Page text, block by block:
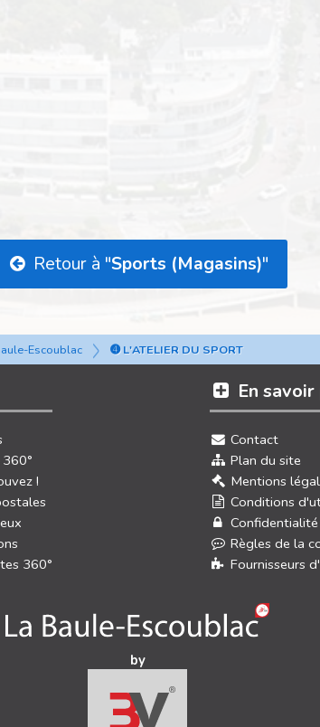
Retour à "Sports (Magasins)"
Escoublac ➍ L'ATELIER DU SPORT
En
Contact
Plan du site
Mentions
Conditions
Règles de la
Fournisseurs
!
360°
by